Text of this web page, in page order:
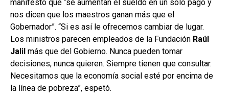
manifestó que “se aumentan el sueldo en un solo pago y
nos dicen que los maestros ganan más que el
Gobernador”. “Si es así le ofrecemos cambiar de lugar.
Los ministros parecen empleados de la Fundación Raúl
Jalil más que del Gobierno. Nunca pueden tomar
decisiones, nunca quieren. Siempre tienen que consultar.
Necesitamos que la economía social esté por encima de
la línea de pobreza”, espetó.